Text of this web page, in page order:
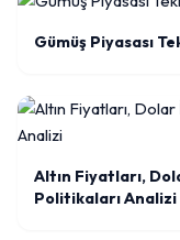
Gümüş Piyasası
Altın Fiyatları,
Politikaları Analizi